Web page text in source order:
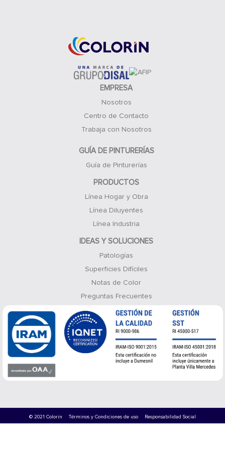
EMPRESA
Nosotros
Centro de Contacto
Trabaja con Nosotros
GUÍA DE PINTURERÍAS
Guía de Pinturerías
PRODUCTOS
Línea Hogar y Obra
Línea Diluyentes
Línea Industria
IDEAS Y SOLUCIONES
Patologías
Superficies Difíciles
Notas de Color
Preguntas Frecuentes
© 2021 Colorin Términos y Condiciones de uso Responsabilidad Social